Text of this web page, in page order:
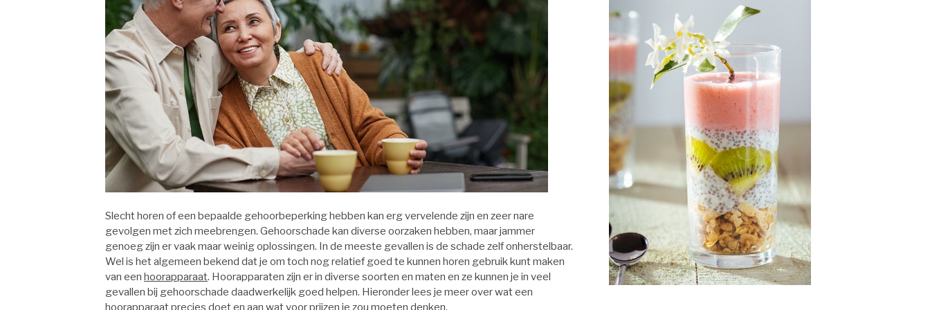
Slecht horen of een bepaalde gehoorbeperking hebben kan erg vervelende zijn en zeer nare
gevolgen met zich meebrengen. Gehoorschade kan diverse oorzaken hebben, maar jammer
genoeg zijn er vaak maar weinig oplossingen. In de meeste gevallen is de schade zelf onherstelbaar.
Wel is het algemeen bekend dat je om toch nog relatief goed te kunnen horen gebruik kunt maken
van een hoorapparaat. Hoorapparaten zijn er in diverse soorten en maten en ze kunnen je in veel
gevallen bij gehoorschade daadwerkelijk goed helpen. Hieronder lees je meer over wat een
hoorapparaat precies doet en aan wat voor prijzen je zou moeten denken.